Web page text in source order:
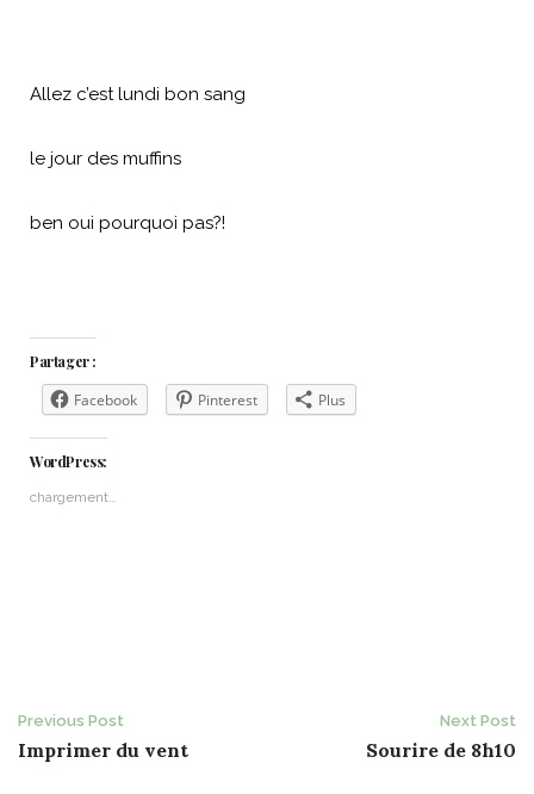
Allez c’est lundi bon sang
le jour des muffins
ben oui pourquoi pas?!
Partager :
Facebook Pinterest Plus
WordPress:
chargement…
Post
navigation
Previous Post
Imprimer du vent
Next Post
Sourire de 8h10